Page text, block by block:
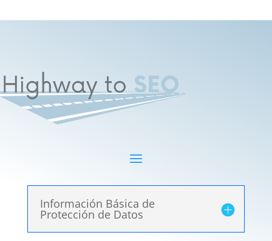
Información Básica de
Protección de Datos